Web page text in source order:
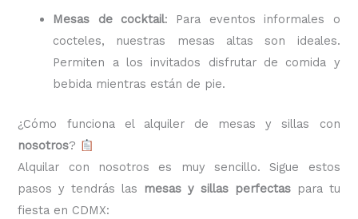
Mesas de cocktail: Para eventos informales o
cocteles, nuestras mesas altas son ideales.
Permiten a los invitados disfrutar de comida y
bebida mientras están de pie.
¿Cómo funciona el alquiler de mesas y sillas con
nosotros?
Alquilar con nosotros es muy sencillo. Sigue estos
pasos y tendrás las
mesas y sillas perfectaspara tu
fiesta en CDMX: